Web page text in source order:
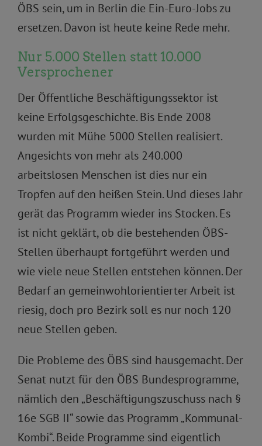
ÖBS sein, um in Berlin die Ein-Euro-Jobs zu
ersetzen. Davon ist heute keine Rede mehr.
Nur 5.000 Stellen statt 10.000
Versprochener
Der Öffentliche Beschäftigungssektor ist
keine Erfolgsgeschichte. Bis Ende 2008
wurden mit Mühe 5000 Stellen realisiert.
Angesichts von mehr als 240.000
arbeitslosen Menschen ist dies nur ein
Tropfen auf den heißen Stein. Und dieses Jahr
gerät das Programm wieder ins Stocken. Es
ist nicht geklärt, ob die bestehenden ÖBS-
Stellen überhaupt fortgeführt werden und
wie viele neue Stellen entstehen können. Der
Bedarf an gemeinwohlorientierter Arbeit ist
riesig, doch pro Bezirk soll es nur noch 120
neue Stellen geben.
Die Probleme des ÖBS sind hausgemacht. Der
Senat nutzt für den ÖBS Bundesprogramme,
nämlich den „Beschäftigungszuschuss nach §
16e SGB II“ sowie das Programm „Kommunal-
Kombi“. Beide Programme sind eigentlich